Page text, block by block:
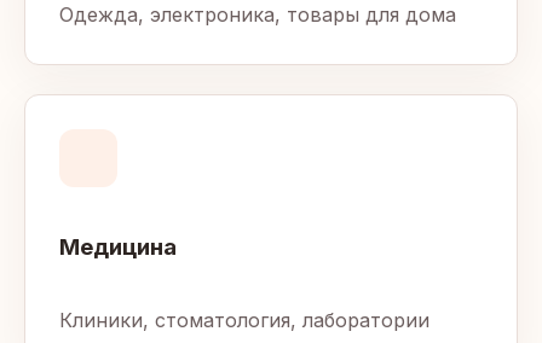
Одежда, электроника, товары для дома
Медицина
Клиники, стоматология, лаборатории